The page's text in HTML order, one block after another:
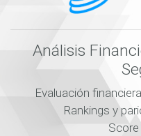
Análisis
Evaluación
Rankings y